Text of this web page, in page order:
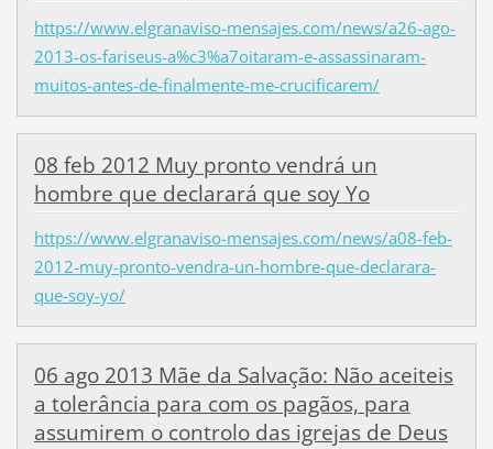
https://www.elgranaviso-mensajes.com/news/a26-ago-
2013-os-fariseus-a%c3%a7oitaram-e-assassinaram-
muitos-antes-de-finalmente-me-crucificarem/
08 feb 2012 Muy pronto vendrá un
hombre que declarará que soy Yo
https://www.elgranaviso-mensajes.com/news/a08-feb-
2012-muy-pronto-vendra-un-hombre-que-declarara-
que-soy-yo/
06 ago 2013 Mãe da Salvação: Não aceiteis
a tolerância para com os pagãos, para
assumirem o controlo das igrejas de Deus